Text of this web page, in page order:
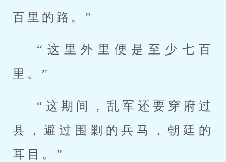
百里的路。”
“这里外里便是至少七百
里。”
“这期间，乱军还要穿府过
县，避过围剿的兵马，朝廷的
耳目。”